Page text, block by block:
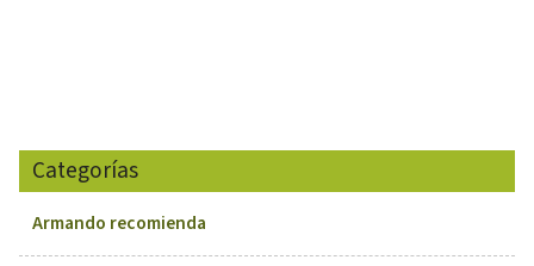
Categorías
Armando recomienda